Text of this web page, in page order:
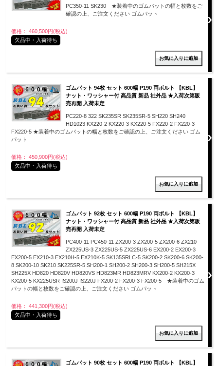
PC350-11 SK230 ★装着中のゴムパットの幅と枚数をご
確認の上、ご注文ください ゴムパット
価格： 460,500円(税込)
欠品中・入荷待ち
ゴムパット 94枚 セット 600幅 P190 両ボルト 【KBL】
ナット・ワッシャー付 高品質 新品 社外品 ★入荷次第販
売再開 入荷未定
PC220-8 322 SK235SR SK235SR-5 SH220 SH240
HD1023 KX220-2 KX220-3 KX220-5 FX220-2 FX220-3
FX220-5 ★装着中のゴムパットの幅と枚数をご確認の上、ご注文ください ゴム
パット
価格： 450,900円(税込)
欠品中・入荷待ち
ゴムパット 92枚 セット 600幅 P190 両ボルト 【KBL】
ナット・ワッシャー付 高品質 新品 社外品 ★入荷次第販
売再開 入荷未定
PC400-11 PC450-11 ZX200-3 ZX200-5 ZX200-6 ZX210
ZX225US-3 ZX225US-5 ZX225US-6 EX200-2 EX200-3
EX200-5 EX210-3 EX210H-5 EX210K-5 SK135SRLC-5 SK200-2 SK200-6 SK200-
8 SK200-10 SK210 SK225SR-5 SH200-1 SH200-2 SH200-3 SH200-5 SH215X
SH225X HD820 HD820V HD820VS HD823MR HD823MRV KX200-2 KX200-3
KX200-5 KX225USR IS200J IS220J FX200-2 FX200-3 FX200-5 ★装着中のゴム
パットの幅と枚数をご確認の上、ご注文ください ゴムパット
価格： 441,300円(税込)
欠品中・入荷待ち
ゴムパット 90枚 セット 600幅 P190 両ボルト 【KBL】